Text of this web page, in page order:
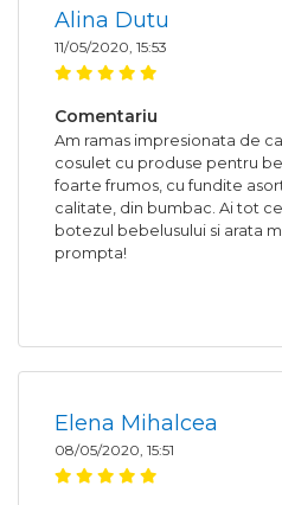
Alina Dutu
11/05/2020, 15:53
Comentariu
Am ramas impresionata de
cosulet cu produse pentru
foarte frumos, cu fundite
calitate, din bumbac. Ai tot
botezul bebelusului si arata
prompta!
Elena Mihalcea
08/05/2020, 15:51